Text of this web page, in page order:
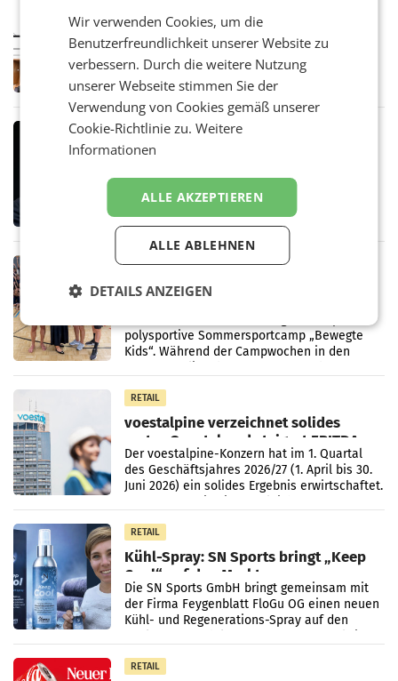
Pilnacek-U-Ausschuss - Presserat
fordert sensible Berichterstattung
WIEN Der Presserat fordert Medienvertreter
dazu auf, im U-Ausschuss zu den
Ermittlungen rund um das Ableben des Ex-
Sektionschefs im Justizministerium, Christian
Pilnacek, auf sensible
MARKETING & MEDIA
Stiftungsrat Lederer wehrt sich in
Mehrere Themen beschäftigen derzeit den
ORF. Am Dienstag soll im Stiftungsrat über
die vom neuen ORF-Chef Clemens Pig
vorgeschlagenen Besetzungen für die
Direktionen abgestimmt werden.
RETAIL
Bipa unterstützt Bewegte Kids
polysportive Sommersportcamp „Bewegte
Kids“. Während der Campwochen in den
RETAIL
voestalpine verzeichnet solides
erstes Quartal und steigert EBITDA
Der voestalpine-Konzern hat im 1. Quartal
des Geschäftsjahres 2026/27 (1. April bis 30.
Juni 2026) ein solides Ergebnis erwirtschaftet.
RETAIL
Kühl-Spray: SN Sports bringt „Keep
Cool“ auf den Markt
Die SN Sports GmbH bringt gemeinsam mit
der Firma Feygenblatt FloGu OG einen neuen
Kühl- und Regenerations-Spray auf den
RETAIL
Wir verwenden Cookies, um die
Benutzerfreundlichkeit unserer Website zu
verbessern. Durch die weitere Nutzung
unserer Webseite stimmen Sie der
Verwendung von Cookies gemäß unserer
Cookie-Richtlinie zu.Weitere
Informationen
ALLE AKZEPTIEREN
ALLE ABLEHNEN
DETAILS ANZEIGEN